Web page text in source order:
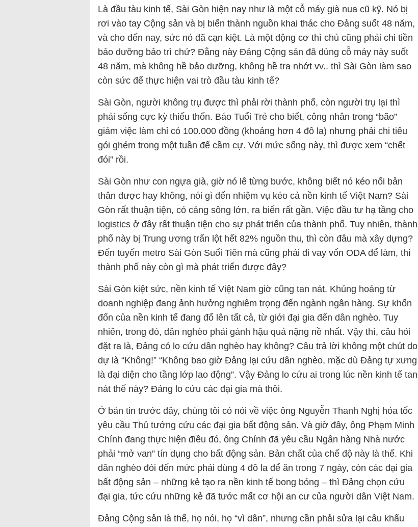
Là đầu tàu kinh tế, Sài Gòn hiện nay như là một cỗ máy già nua cũ kỹ. Nó bị
rơi vào tay Cộng sản và bị biến thành nguồn khai thác cho Đảng suốt 48 năm,
và cho đến nay, sức nó đã cạn kiệt. Là một động cơ thì chủ cũng phải chi tiền
bảo dưỡng bảo trì chứ? Đằng này Đảng Cộng sản đã dùng cỗ máy này suốt
48 năm, mà không hề bảo dưỡng, không hề tra nhớt vv.. thì Sài Gòn làm sao
còn sức để thực hiện vai trò đầu tàu kinh tế?
Sài Gòn, người không trụ được thì phải rời thành phố, còn người trụ lại thì
phải sống cực kỳ thiếu thốn. Báo Tuổi Trẻ cho biết, công nhân trong “bão”
giảm việc làm chỉ có 100.000 đồng (khoảng hơn 4 đô la) nhưng phải chi tiêu
gói ghém trong một tuần để cầm cự. Với mức sống này, thì được xem “chết
đói” rồi.
Sài Gòn như con ngựa già, giờ nó lê từng bước, không biết nó kéo nổi bản
thân được hay không, nói gì đến nhiệm vụ kéo cả nền kinh tế Việt Nam? Sài
Gòn rất thuận tiện, có cảng sông lớn, ra biển rất gần. Việc đầu tư hạ tầng cho
logistics ở đây rất thuận tiện cho sự phát triển của thành phố. Tuy nhiên, thành
phố này bị Trung ương trấn lột hết 82% nguồn thu, thì còn đâu mà xây dựng?
Đến tuyến metro Sài Gòn Suối Tiên mà cũng phải đi vay vốn ODA để làm, thì
thành phố này còn gì mà phát triển được đây?
Sài Gòn kiệt sức, nền kinh tế Việt Nam giờ cũng tan nát. Khủng hoảng từ
doanh nghiệp đang ảnh hưởng nghiêm trọng đến ngành ngân hàng. Sự khốn
đốn của nền kinh tế đang đổ lên tất cả, từ giới đại gia đến dân nghèo. Tuy
nhiên, trong đó, dân nghèo phải gánh hậu quả nặng nề nhất. Vậy thì, câu hỏi
đặt ra là, Đảng có lo cứu dân nghèo hay không? Câu trả lời không một chút do
dự là “Không!” “Không bao giờ Đảng lại cứu dân nghèo, mặc dù Đảng tự xưng
là đại diện cho tầng lớp lao động”. Vậy Đảng lo cứu ai trong lúc nền kinh tế tan
nát thế này? Đảng lo cứu các đại gia mà thôi.
Ở bản tin trước đây, chúng tôi có nói về việc ông Nguyễn Thanh Nghị hỏa tốc
yêu cầu Thủ tướng cứu các đại gia bất động sản. Và giờ đây, ông Phạm Minh
Chính đang thực hiện điều đó, ông Chính đã yêu cầu Ngân hàng Nhà nước
phải “mở van” tín dụng cho bất động sản. Bản chất của chế độ này là thế. Khi
dân nghèo đói đến mức phải dùng 4 đô la để ăn trong 7 ngày, còn các đại gia
bất động sản – những kẻ tạo ra nền kinh tế bong bóng – thì Đảng chọn cứu
đại gia, tức cứu những kẻ đã tước mất cơ hội an cư của người dân Việt Nam.
Đảng Cộng sản là thế, họ nói, họ “vì dân”, nhưng cần phải sửa lại câu khẩu